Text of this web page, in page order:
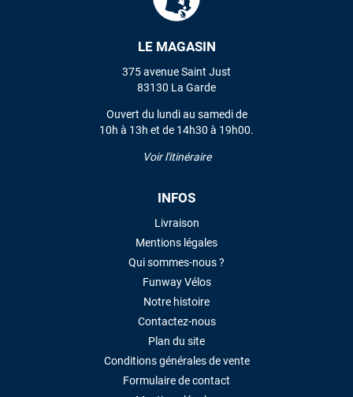
LE MAGASIN
375 avenue Saint Just
83130 La Garde
Ouvert du lundi au samedi de
10h à 13h et de 14h30 à 19h00.
Voir l'itinéraire
INFOS
Livraison
Mentions légales
Qui sommes-nous ?
Funway Vélos
Notre histoire
Contactez-nous
Plan du site
Conditions générales de vente
Formulaire de contact
VOIR TOUS LES AVIS
LAISSER UN AVIS